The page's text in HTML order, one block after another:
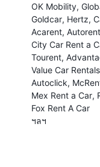
OK Mobility
Goldcar Hertz
Acarent
City Car Rent a
Tourent
Value Car Rentals
Autoclick
Mex Rent a Car
Fox Rent A Car
ฯลฯ